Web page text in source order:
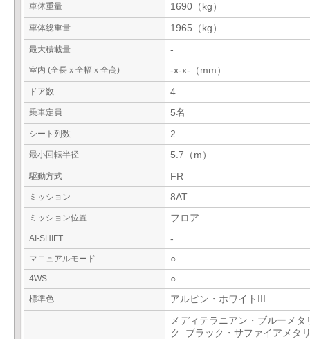
車体重量 1690（kg）
車体総重量 1965（kg）
最大積載量 -
室内 (全長ｘ全幅ｘ全高) -x-x-（mm）
ドア数 4
乗車定員 5名
シート列数 2
最小回転半径 5.7（m）
駆動方式 FR
ミッション 8AT
ミッション位置 フロア
AI-SHIFT -
マニュアルモード ○
4WS ○
標準色 アルピン・ホワイトIII
メディテラニアン・ブルーメタ
ク ブラック・サファイアメタ